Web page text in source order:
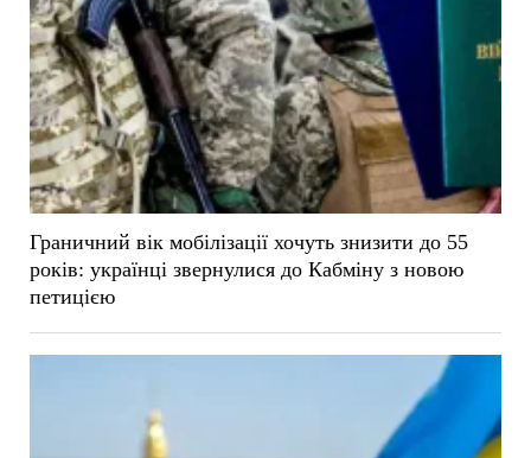
Граничний вік мобілізації хочуть знизити до 55
років: українці звернулися до Кабміну з новою
петицією